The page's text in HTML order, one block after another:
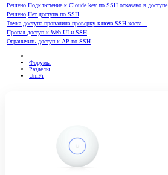
Решено Подключение к Cloude key по SSH отказано в доступе
Решено Нет доступа по SSH
Точка доступа провалила проверку ключа SSH хоста...
Пропал доступ к Web UI и SSH
Ограничить доступ к AP по SSH
Форумы
Разделы
UniFi